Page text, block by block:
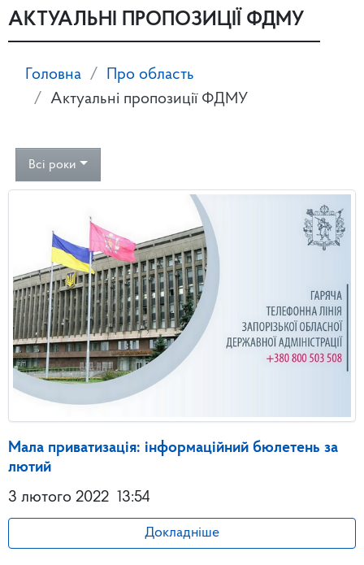
АКТУАЛЬНІ ПРОПОЗИЦІЇ ФДМУ
Головна
Про область
Актуальні пропозиції ФДМУ
Всі роки
Мала приватизація: інформаційний бюлетень за
лютий
3 лютого 2022 13:54
Докладніше